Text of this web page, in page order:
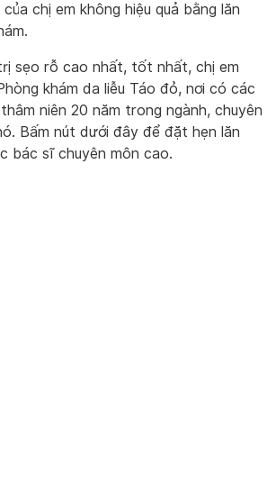
của chị em không hiệu quả bằng lăn
sẹo rỗ cao nhất, tốt nhất, chị em
khám da liễu Táo đỏ, nơi có các
niên 20 năm trong ngành, chuyên
Bấm nút dưới đây để đặt hẹn lăn
bác sĩ chuyên môn cao.